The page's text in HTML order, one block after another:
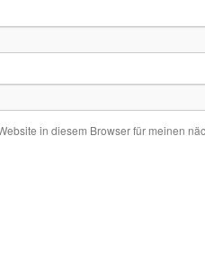
in diesem Browser für meinen